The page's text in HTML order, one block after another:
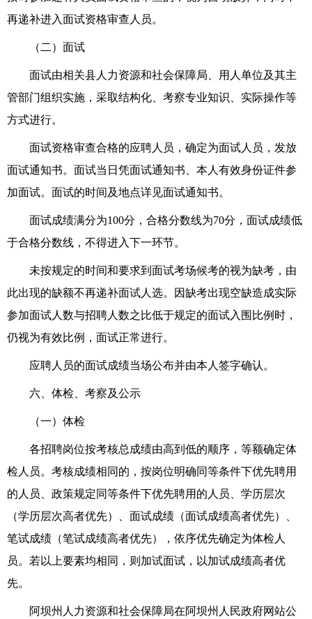
再递补进入面试资格审查 人员。
（二） 面试
面试由相关县人力资源和社会保障局、用人单位及其主
管部门组织实施，采取结构化、考察专业知识、实际操作等
方式进行。
面试资格审查合格的应聘人员，确定为面试人员，发放
面试通知书。面试当日 凭面试通知书、本人有效身份证件参
加面试。面试的时间及地点详见面试通知书。
面试成绩满分为100分，合格分数线为70分，面试成绩低
于合格分数线，不得进入下一环节。
未按规定的时间和要求到 面试考场候考的视为缺考，由
此出现的缺额不再递补面试人选。因缺考出现空缺造成实际
参加面试人数与招聘人数之比低于规定的面试入围比例时 ，
仍视为有效比例， 面试正常进行。
应聘人员的面试成绩当场公布并由本人签字确认。
六、体检 、考察及公示
（一）体检
各招聘岗位按考核总成绩由高到低的顺序， 等额确定体
检人员。考核成绩相同 的 ， 按岗位明确同等条件下优先聘用
的人员
政策规定同等条件下优先聘用 的人员 学历层次
（学历层次高者优先） 面试成绩 （面试成绩高者优先）
笔试成绩 （笔试成绩高者优先） ，依序优先确定为体检人
员。 若以上要素均相同 ，则 加试面试，以加试成绩高者优
先。
阿坝州人力资源和社会保障局在阿坝州人民政府网站公